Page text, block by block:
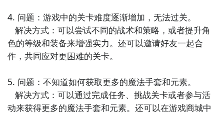
好了，元素之手公测时间的关注方法就讲到这里，各位
玩家是否都已经掌握好以上三种技巧了呢，随时随地关
注元素之手什么时候开测，什么时候开放下载，什么时
区的每日更新，欢迎大家积极参与讨论和提问题，我们
会第一时间为您解答。
4. 问题：游戏中的关卡难度逐渐增加，无法过关。
色的等级和装备来增强实力。还可以邀请好友一起合
作，共同应对更困难的关卡。
5. 问题：不知道如何获取更多的魔法手套和元素。
动来获得更多的魔法手套和元素。还可以在游戏商城中